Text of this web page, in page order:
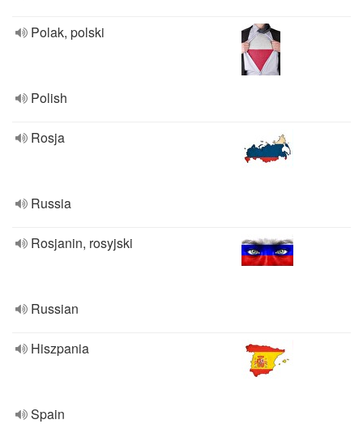
Polak, polski
Polish
Rosja
Russia
Rosjanin, rosyjski
Russian
Hiszpania
Spain